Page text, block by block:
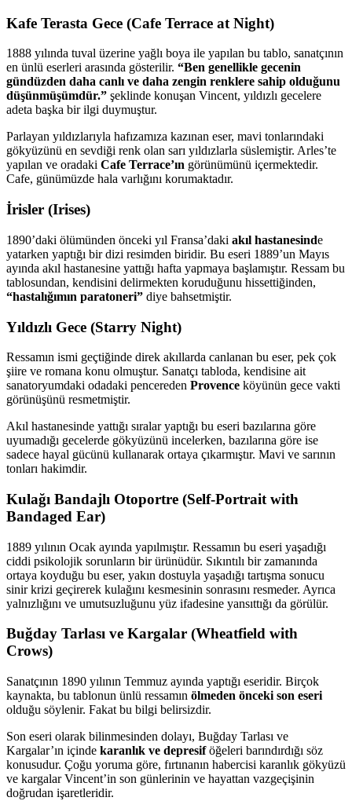
Kafe Terasta Gece (Cafe Terrace at Night)
1888 yılında tuval üzerine yağlı boya ile yapılan bu tablo, sanatçının
en ünlü eserleri arasında gösterilir. “Ben genellikle gecenin
gündüzden daha canlı ve daha zengin renklere sahip olduğunu
düşünmüşümdür.” şeklinde konuşan Vincent, yıldızlı gecelere
adeta başka bir ilgi duymuştur.
Parlayan yıldızlarıyla hafızamıza kazınan eser, mavi tonlarındaki
gökyüzünü en sevdiği renk olan sarı yıldızlarla süslemiştir. Arles’te
yapılan ve oradaki Cafe Terrace’ın görünümünü içermektedir.
Cafe, günümüzde hala varlığını korumaktadır.
İrisler (Irises)
1890’daki ölümünden önceki yıl Fransa’daki akıl hastanesinde
yatarken yaptığı bir dizi resimden biridir. Bu eseri 1889’un Mayıs
ayında akıl hastanesine yattığı hafta yapmaya başlamıştır. Ressam bu
tablosundan, kendisini delirmekten koruduğunu hissettiğinden,
“hastalığımın paratoneri” diye bahsetmiştir.
Yıldızlı Gece (Starry Night)
Ressamın ismi geçtiğinde direk akıllarda canlanan bu eser, pek çok
şiire ve romana konu olmuştur. Sanatçı tabloda, kendisine ait
sanatoryumdaki odadaki pencereden Provence köyünün gece vakti
görünüşünü resmetmiştir.
Akıl hastanesinde yattığı sıralar yaptığı bu eseri bazılarına göre
uyumadığı gecelerde gökyüzünü incelerken, bazılarına göre ise
sadece hayal gücünü kullanarak ortaya çıkarmıştır. Mavi ve sarının
tonları hakimdir.
Kulağı Bandajlı Otoportre (Self-Portrait with
Bandaged Ear)
1889 yılının Ocak ayında yapılmıştır. Ressamın bu eseri yaşadığı
ciddi psikolojik sorunların bir ürünüdür. Sıkıntılı bir zamanında
ortaya koyduğu bu eser, yakın dostuyla yaşadığı tartışma sonucu
sinir krizi geçirerek kulağını kesmesinin sonrasını resmeder. Ayrıca
yalnızlığını ve umutsuzluğunu yüz ifadesine yansıttığı da görülür.
Buğday Tarlası ve Kargalar (Wheatfield with
Crows)
Sanatçının 1890 yılının Temmuz ayında yaptığı eseridir. Birçok
kaynakta, bu tablonun ünlü ressamın ölmeden önceki son eseri
olduğu söylenir. Fakat bu bilgi belirsizdir.
Son eseri olarak bilinmesinden dolayı, Buğday Tarlası ve
Kargalar’ın içinde karanlık ve depresiföğeleri barındırdığı söz
konusudur. Çoğu yoruma göre, fırtınanın habercisi karanlık gökyüzü
ve kargalar Vincent’in son günlerinin ve hayattan vazgeçişinin
doğrudan işaretleridir.